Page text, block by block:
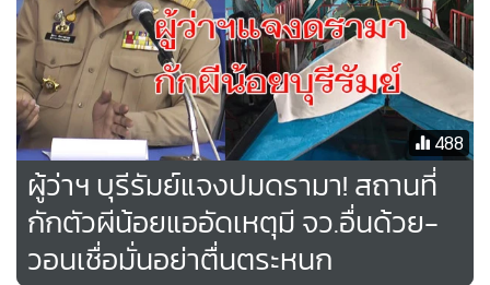
488
ผู้ว่าฯ บุรีรัมย์แจงปมดรามา! สถานที่
กักตัวผีน้อยแออัดเหตุมี จว.อื่นด้วย-
วอนเชื่อมั่นอย่าตื่นตระหนก